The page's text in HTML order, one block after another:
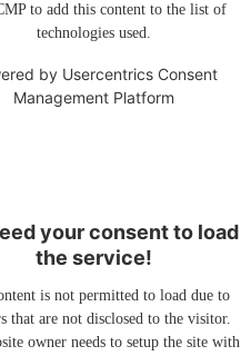
to add this content to the list of
technologies used.
by Usercentrics Consent
Management Platform
your consent to load
the service!
is not permitted to load due to
that are not disclosed to the visitor.
owner needs to setup the site with